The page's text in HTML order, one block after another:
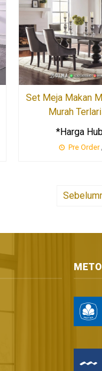
Set Meja Makan
Murah
*Harga
Pre Order